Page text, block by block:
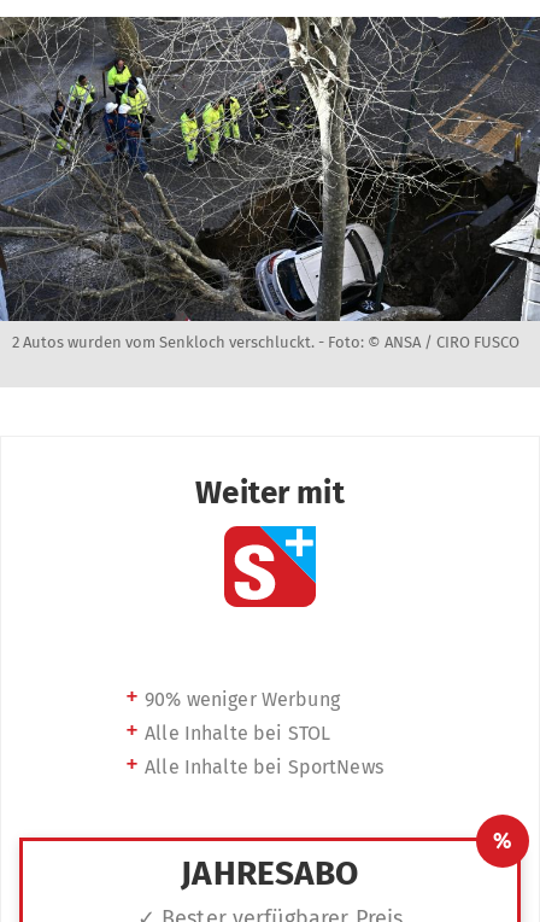
2 Autos wurden vom Senkloch verschluckt. - Foto: © ANSA / CIRO FUSCO